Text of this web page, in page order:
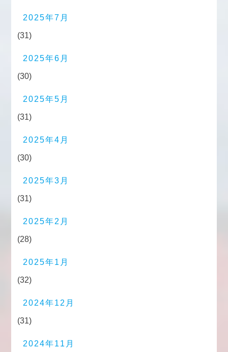
2025年7月
(31)
2025年6月
(30)
2025年5月
(31)
2025年4月
(30)
2025年3月
(31)
2025年2月
(28)
2025年1月
(32)
2024年12月
(31)
2024年11月